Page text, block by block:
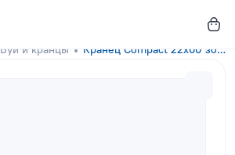
Буи и кранцы Кранец Compact 22x60 золотого цвета